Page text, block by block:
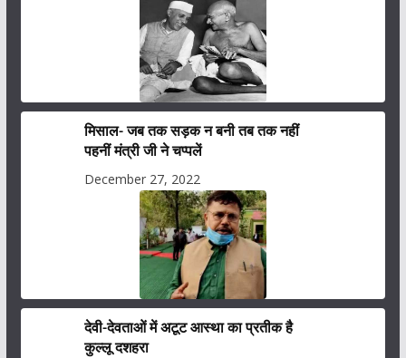
मिसाल- जब तक सड़क न बनी तब तक नहीं
पहनीं मंत्री जी ने चप्पलें
December 27, 2022
देवी-देवताओं में अटूट आस्था का प्रतीक है
कुल्लू दशहरा